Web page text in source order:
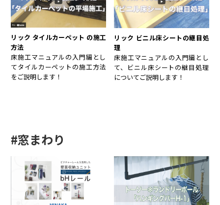
リック タイルカーペット の施工
方法
床施工マニュアルの入門編とし
てタイルカーペットの施工方法
をご説明します！
リック ビニル床シートの継目処
理
床施工マニュアルの入門編とし
て、ビニル床シートの継目処理
についてご説明します！
#窓まわり